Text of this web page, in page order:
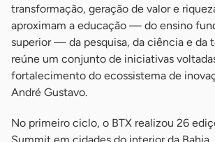
transformação, geração de valor e
aproximam a educação — do ensino
superior — da pesquisa, da ciência e da
reúne um conjunto de iniciativas
fortalecimento do ecossistema de
André Gustavo.
No primeiro ciclo, o BTX realizou 26